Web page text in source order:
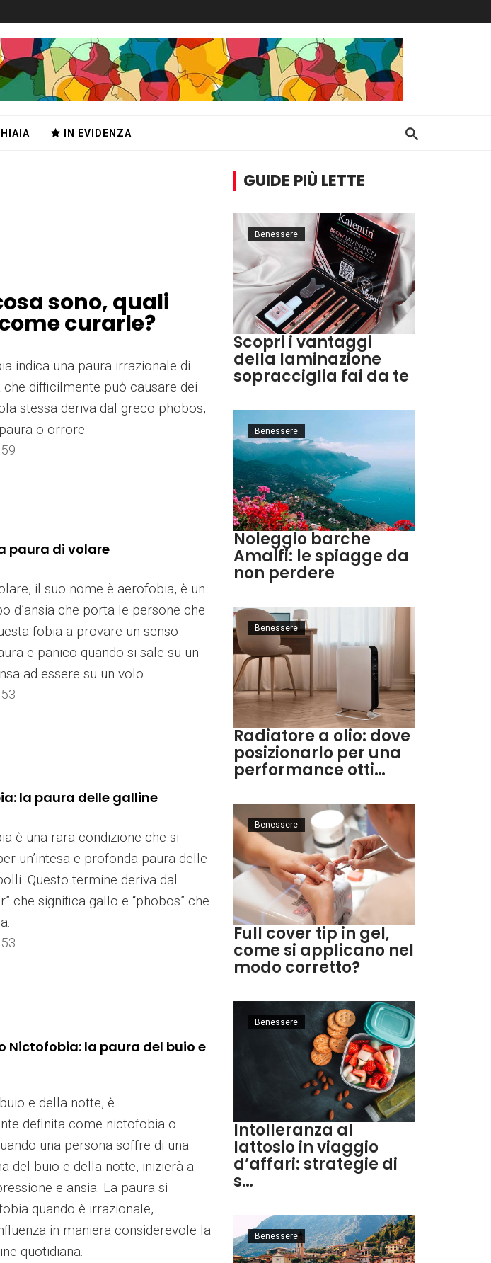
IN EVIDENZA
sono, quali
curarle?
indica una paura irrazionale di
difficilmente può causare dei
stessa deriva dal greco phobos,
o orrore.
paura di volare
il suo nome è aerofobia, è un
d’ansia che porta le persone che
fobia a provare un senso
e panico quando si sale su un
ad essere su un volo.
la paura delle galline
è una rara condizione che si
un’intesa e profonda paura delle
Questo termine deriva dal
che significa gallo e “phobos” che
Nictofobia: la paura del buio e
e della notte, è
definita come nictofobia o
una persona soffre di una
del buio e della notte, inizierà a
e ansia. La paura si
quando è irrazionale,
in maniera considerevole la
quotidiana.
GUIDE PIÙ LETTE
Scopri i vantaggi
della laminazione
sopracciglia fai da te
Benessere
Noleggio barche
Amalfi: le spiagge da
non perdere
Benessere
Radiatore a olio: dove
posizionarlo per una
performance otti…
Benessere
Full cover tip in gel,
come si applicano nel
modo corretto?
Benessere
Intolleranza al
lattosio in viaggio
d’affari: strategie di
s…
Benessere
Benessere